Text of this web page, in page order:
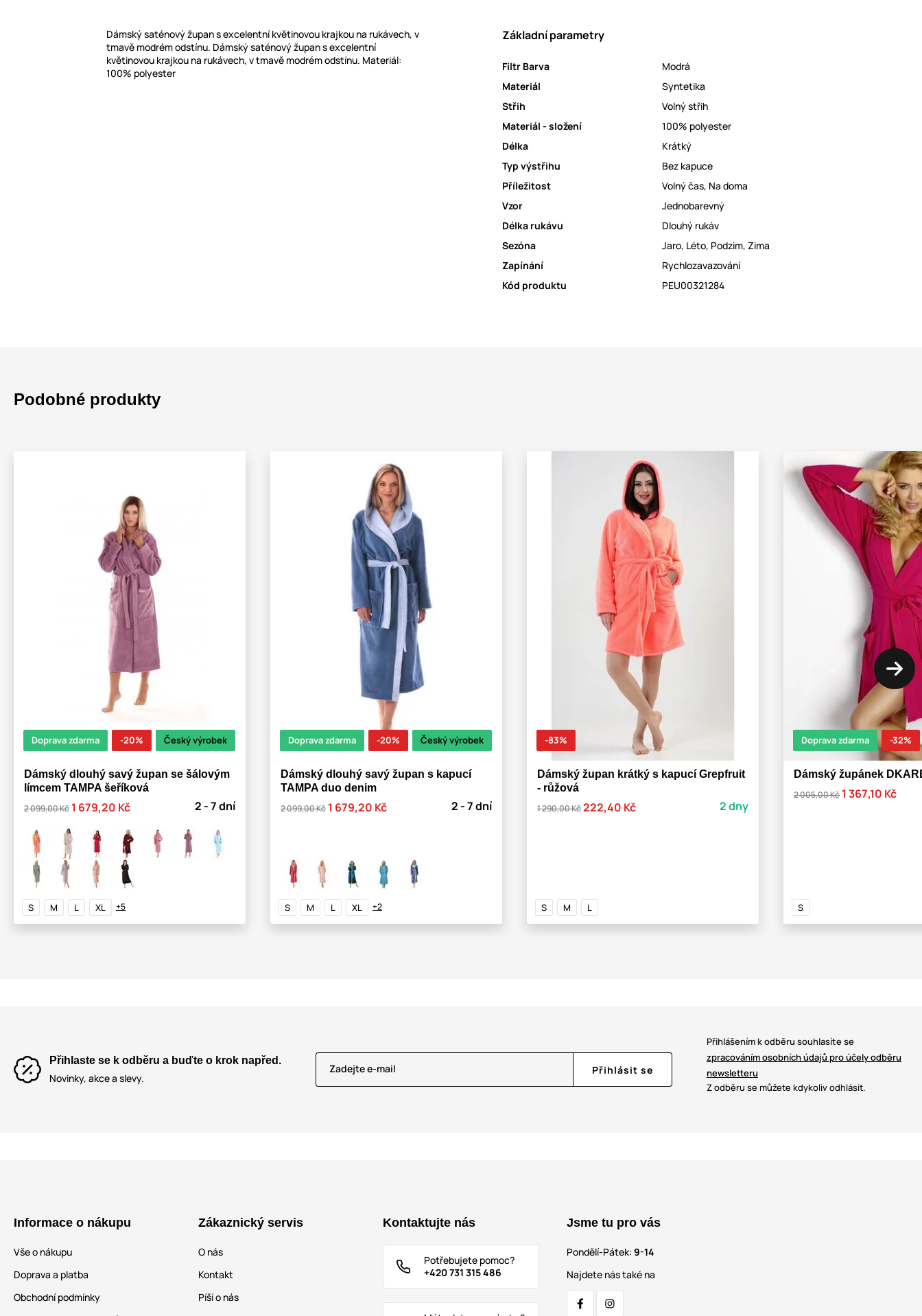
Dámský saténový župan s excelentní květinovou krajkou na rukávech, v
tmavě modrém odstínu. Dámský saténový župan s excelentní
květinovou krajkou na rukávech, v tmavě modrém odstínu. Materiál:
100% polyester
Základní parametry
Filtr Barva
Modrá
Materiál
Syntetika
Střih
Volný střih
Materiál - složení
100% polyester
Délka
Krátký
Typ výstřihu
Bez kapuce
Příležitost
Volný čas, Na doma
Vzor
Jednobarevný
Délka rukávu
Dlouhý rukáv
Sezóna
Jaro, Léto, Podzim, Zima
Zapínání
Rychlozavazování
Kód produktu
PEU00321284
Podobné produkty
Doprava zdarma -20% Český výrobek
Dámský dlouhý savý župan se šálovým
límcem TAMPA šeříková
2 099,00 Kč 1 679,20 Kč 2 - 7 dní
S M L XL +5
Doprava zdarma -20% Český výrobek
Dámský dlouhý savý župan s kapucí
TAMPA duo denim
2 099,00 Kč 1 679,20 Kč 2 - 7 dní
S M L XL +2
-83%
Dámský župan krátký s kapucí Grepfruit
- růžová
1 290,00 Kč222,40 Kč 2 dny
S M L
Doprava zdarma -32%
Dámský župánek
2 005,00 Kč 1 367,10 Kč
S
Přihlaste se k odběru a buďte o krok napřed.
Novinky, akce a slevy.
Zadejte e-mail Přihlásit se
Přihlášením k odběru souhlasíte se
zpracováním osobních údajů pro účely odběru
newsletteru
Z odběru se můžete kdykoliv odhlásit.
Informace o nákupu
Vše o nákupu
Doprava a platba
Obchodní podmínky
Zákaznický servis
O nás
Kontakt
Píší o nás
Kontaktujte nás
Potřebujete pomoc?
+420 731 315 486
Jsme tu pro vás
Pondělí-Pátek:9-14
Najdete nás také na